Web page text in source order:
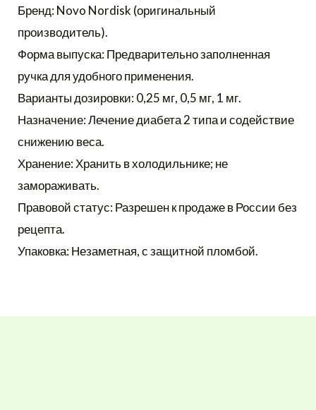
Бренд: Novo Nordisk (оригинальный
производитель).
Форма выпуска: Предварительно заполненная
ручка для удобного применения.
Варианты дозировки: 0,25 мг, 0,5 мг, 1 мг.
Назначение: Лечение диабета 2 типа и содействие
снижению веса.
Хранение: Хранить в холодильнике; не
замораживать.
Правовой статус: Разрешен к продаже в России без
рецепта.
Упаковка: Незаметная, с защитной пломбой.